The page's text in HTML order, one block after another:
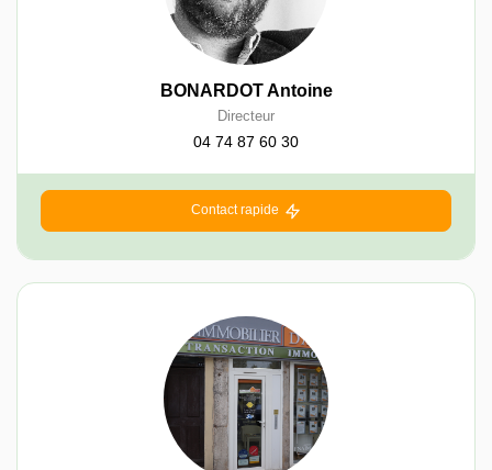
BONARDOT Antoine
Directeur
04 74 87 60 30
Contact rapide